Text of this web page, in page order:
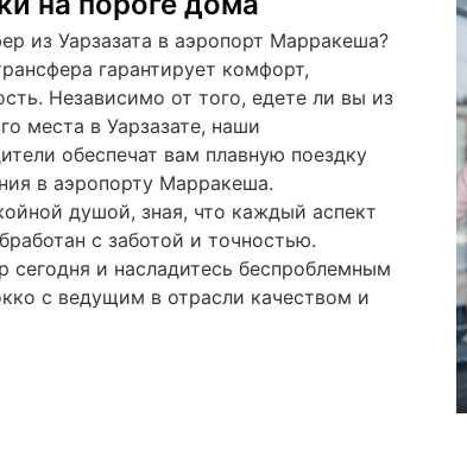
из Уарзазата в аэропорт Марракеша?
гарантирует комфорт,
Независимо от того, едете ли вы из
места в Уарзазате, наши
обеспечат вам плавную поездку
в аэропорту Марракеша.
душой, зная, что каждый аспект
с заботой и точностью.
сегодня и насладитесь беспроблемным
с ведущим в отрасли качеством и